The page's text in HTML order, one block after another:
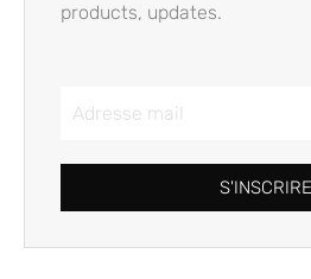
products, updates.
S'INSCRIRE